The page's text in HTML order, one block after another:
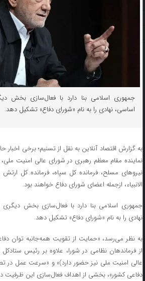
جمهوری اسلامی بنا دارد با فعال‌سازی بخش
اساسی، نهادی را به نام «شورای دفاع» تشکیل دهد.
نماینده مقام معظم رهبری در شورای عالی امنیت
نیرو‌های مسلح، فرمانده کل سپاه، فرمانده کل ارتش و
الانبیاء، ازجمله اعضای شورای دفاع خواهند بود.
جمهوری اسلامی بنا دارد با فعال‌سازی بخش دیگری
نهادی را به نام «شورای دفاع» تشکیل دهد.
به نظر می‌رسد، «حمایت از تقویت همه‌جانبه توان
از فرماندهان نظامی در شورا، علاوه بر رئیس
عالی امنیت ملی نیز حضور دارد)» و «سرعت عمل در
دفاعی کشور»، بخشی از اهداف فعال‌سازی این ظرفیت